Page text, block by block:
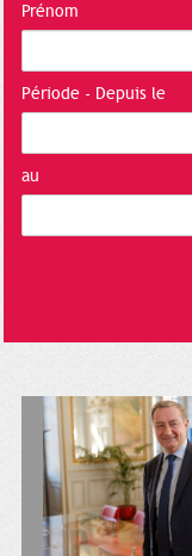
Prénom
Période - Depuis le
au